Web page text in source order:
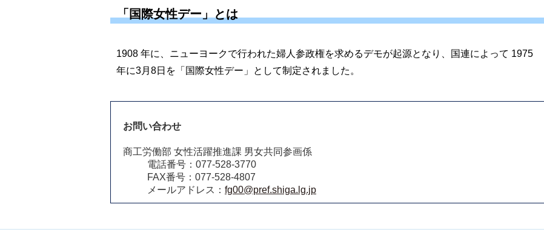
「国際女性デー」とは
1908 年に、ニューヨークで行われた婦人参政権を求めるデモが起源となり、国連によって 1975
年に3月8日を「国際女性デー」として制定されました。
お問い合わせ
商工労働部 女性活躍推進課 男女共同参画係
電話番号：077-528-3770
FAX番号：077-528-4807
メールアドレス： fg00@pref.shiga.lg.jp